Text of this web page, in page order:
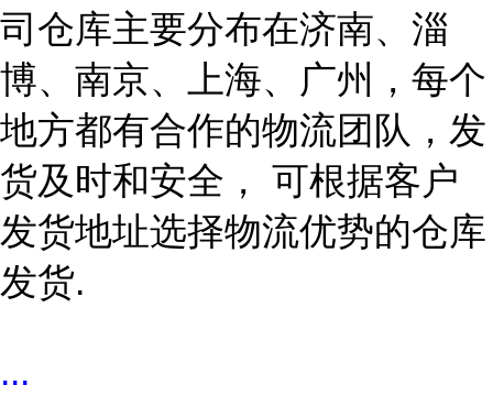
司仓库主要分布在济南、淄
博、南京、上海、广州 ，每个
地方都有合作的物流团队，发
货及时和安全，
可根据客户
发货地址选择物流优势的仓库
发货.
...